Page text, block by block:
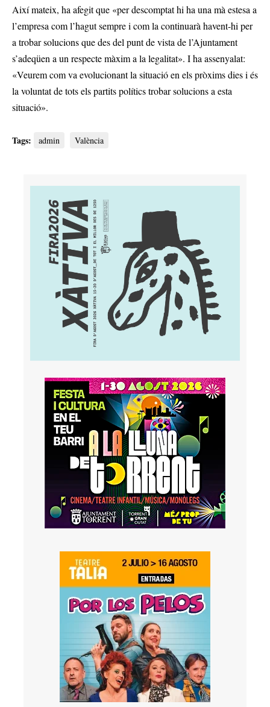
Així mateix, ha afegit que «per descomptat hi ha una mà estesa a
l’empresa com l’hagut sempre i com la continuarà havent-hi per
a trobar solucions que des del punt de vista de l’Ajuntament
s’adeqüen a un respecte màxim a la legalitat». I ha assenyalat:
«Veurem com va evolucionant la situació en els pròxims dies i és
la voluntat de tots els partits polítics trobar solucions a esta
situació».
Tags: admin València